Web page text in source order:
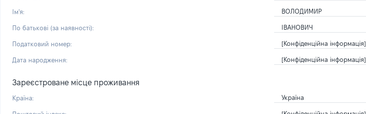
Ім'я: ВОЛОДИМИР
По батькові (за наявності): ІВАНОВИЧ
Податковий номер: [Конфіденційна інформація]
Дата народження: [Конфіденційна інформація]
Зареєстроване місце проживання
Країна: Україна